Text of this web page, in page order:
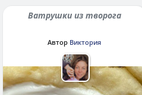
Ватрушки из творога
Автор Виктория